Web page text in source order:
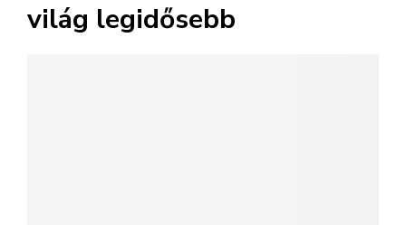
világ legidősebb